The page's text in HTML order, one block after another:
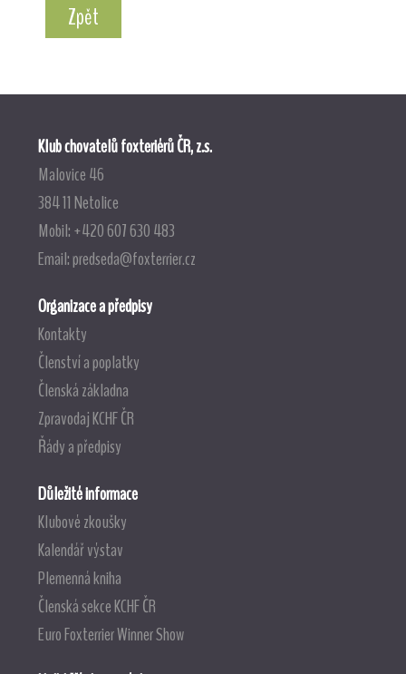
Zpět
Klub chovatelů foxteriérů ČR, z.s.
Malovice 46
384 11 Netolice
Mobil: +420 607 630 483
Email:predseda@foxterrier.cz
Organizace a předpisy
Kontakty
Členství a poplatky
Členská základna
Zpravodaj KCHF ČR
Řády a předpisy
Důležité informace
Klubové zkoušky
Kalendář výstav
Plemenná kniha
Členská sekce KCHF ČR
Euro Foxterrier Winner Show